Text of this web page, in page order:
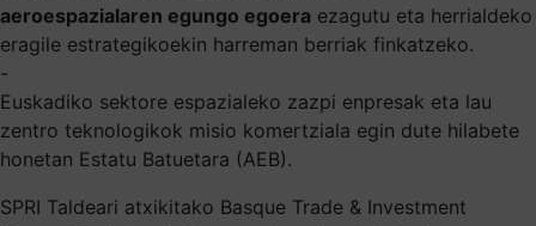
aeroespazialaren egungo egoera ezagutu eta herrialdeko
eragile estrategikoekin harreman berriak finkatzeko.
-
Euskadiko sektore espazialeko zazpi enpresak eta lau
zentro teknologikok misio komertziala egin dute hilabete
honetan Estatu Batuetara (AEB).
SPRI Taldeari atxikitako Basque Trade & Investment